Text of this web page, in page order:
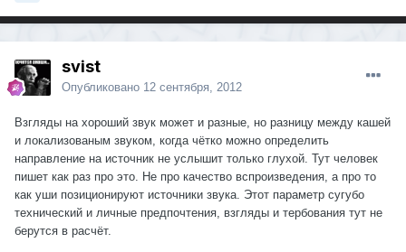
svist
Опубликовано 12 сентября, 2012
Взгляды на хороший звук может и разные, но разницу между кашей
и локализованым звуком, когда чётко можно определить
направление на источник не услышит только глухой. Тут человек
пишет как раз про это. Не про качество вспроизведения, а про то
как уши позиционируют источники звука. Этот параметр сугубо
технический и личные предпочтения, взгляды и тербования тут не
берутся в расчёт.